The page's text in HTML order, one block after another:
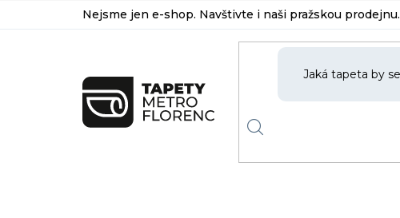
na
Nejsme jen e-shop. Navštivte i naši pražskou prodejnu.